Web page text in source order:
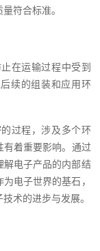
符合标准。
在运输过程中受到
续的组装和应用环
过程，涉及多个环
有着重要影响。通过
解电子产品的内部结
电子世界的基石，
术的进步与发展。